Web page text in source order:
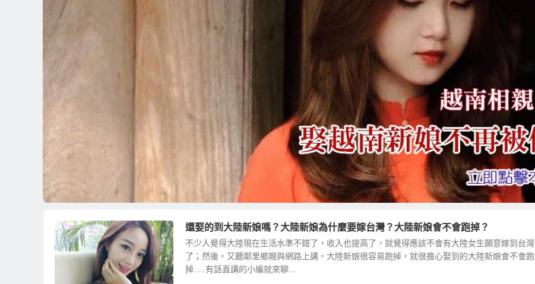
還娶的到大陸新娘嗎？大陸新娘為什麼要嫁台灣？大陸新娘會不會跑掉？
不少人覺得大陸現在生活水準不錯了，收入也提高了，就覺得應該不會有大陸女生願意嫁到台灣
了；然後，又聽鄰里鄉親與網路上講，大陸新娘很容易跑掉，就很擔心娶到的大陸新娘會不會跑
掉.....有話直講的小編就來聊...